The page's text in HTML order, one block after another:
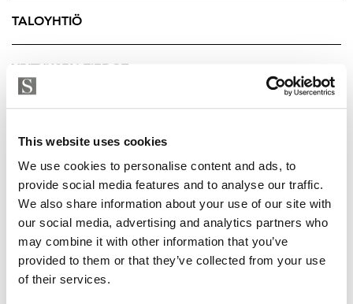
This website uses cookies
We use cookies to personalise content and ads, to
provide social media features and to analyse our traffic.
We also share information about your use of our site with
our social media, advertising and analytics partners who
may combine it with other information that you’ve
provided to them or that they’ve collected from your use
of their services.
TALOYHTIÖ
YRITYKSEN TIEDOT